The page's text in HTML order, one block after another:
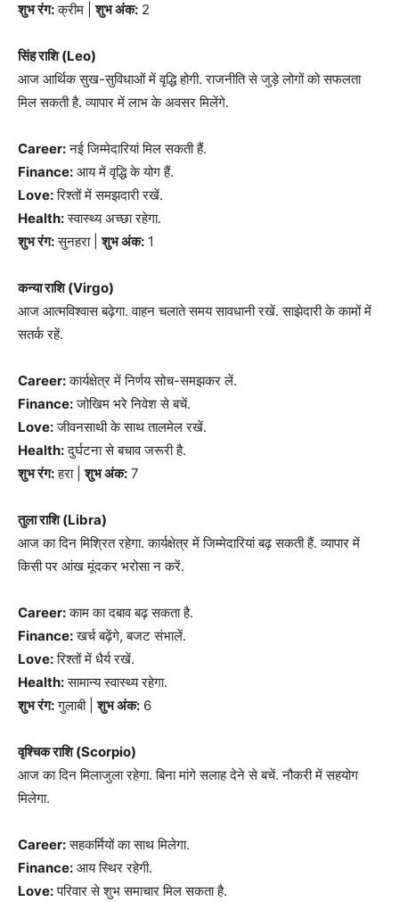
शुभ रंग:क्रीम |शुभ अंक: 2
सिंह राशि (Leo)
आज आर्थिक सुख-सुविधाओं में वृद्धि होगी. राजनीति से जुड़े लोगों को सफलता
मिल सकती है. व्यापार में लाभ के अवसर मिलेंगे.
Career:नई जिम्मेदारियां मिल सकती हैं.
Finance: आय में वृद्धि के योग हैं.
Love:रिश्तों में समझदारी रखें.
Health:स्वास्थ्य अच्छा रहेगा.
शुभ रंग:सुनहरा |शुभ अंक: 1
कन्या राशि (Virgo)
आज आत्मविश्वास बढ़ेगा. वाहन चलाते समय सावधानी रखें. साझेदारी के कामों में
सतर्क रहें.
Career:कार्यक्षेत्र में निर्णय सोच-समझकर लें.
Finance:जोखिम भरे निवेश से बचें.
Love:जीवनसाथी के साथ तालमेल रखें.
Health:दुर्घटना से बचाव जरूरी है.
शुभ रंग:हरा |शुभ अंक: 7
तुला राशि (Libra)
आज का दिन मिश्रित रहेगा. कार्यक्षेत्र में जिम्मेदारियां बढ़ सकती हैं. व्यापार में
किसी पर आंख मूंदकर भरोसा न करें.
Career:काम का दबाव बढ़ सकता है.
Finance:खर्च बढ़ेंगे, बजट संभालें.
Love:रिश्तों में धैर्य रखें.
Health:सामान्य स्वास्थ्य रहेगा.
शुभ रंग:गुलाबी |शुभ अंक: 6
वृश्चिक राशि (Scorpio)
आज का दिन मिलाजुला रहेगा. बिना मांगे सलाह देने से बचें. नौकरी में सहयोग
मिलेगा.
Career:सहकर्मियों का साथ मिलेगा.
Finance: आय स्थिर रहेगी.
Love:परिवार से शुभ समाचार मिल सकता है.